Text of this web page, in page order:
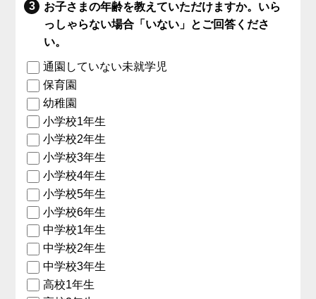
お子さまの年齢を教えていただけますか。いら
っしゃらない場合「いない」とご回答くださ
い。
通園していない未就学児
保育園
幼稚園
小学校1年生
小学校2年生
小学校3年生
小学校4年生
小学校5年生
小学校6年生
中学校1年生
中学校2年生
中学校3年生
高校1年生